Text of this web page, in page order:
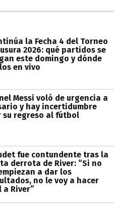
la Fecha 4 del Torneo
2026: qué partidos se
este domingo y dónde
en vivo
Messi voló de urgencia a
y hay incertidumbre
su regreso al fútbol
fue contundente tras la
derrota de River: “Si no
a dar los
no le voy a hacer
a River”